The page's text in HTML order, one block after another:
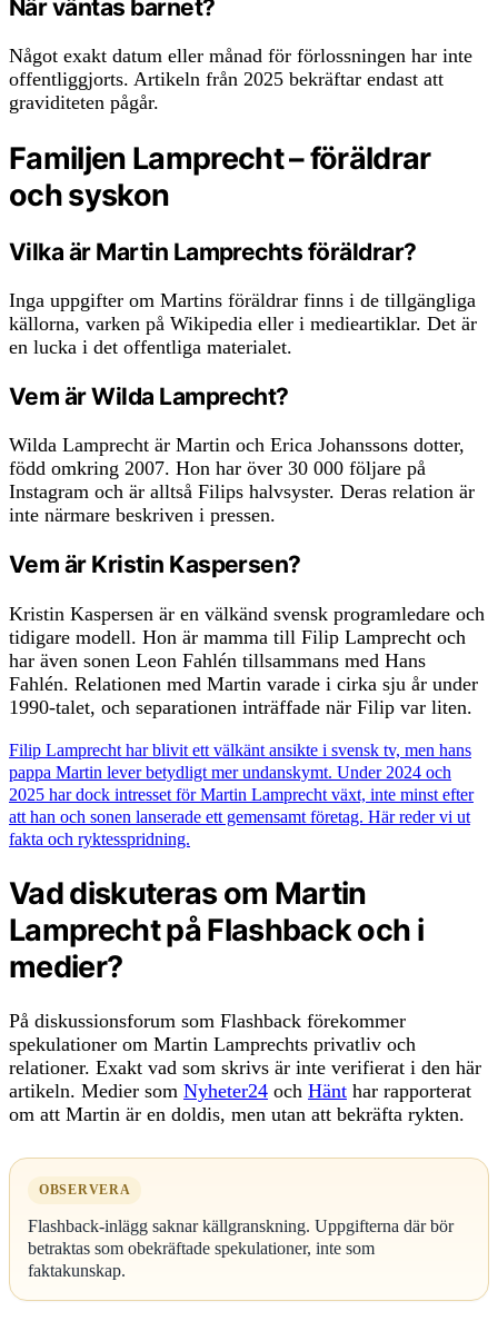
När väntas barnet?
Något exakt datum eller månad för förlossningen har inte
offentliggjorts. Artikeln från 2025 bekräftar endast att
graviditeten pågår.
Familjen Lamprecht – föräldrar
och syskon
Vilka är Martin Lamprechts föräldrar?
Inga uppgifter om Martins föräldrar finns i de tillgängliga
källorna, varken på Wikipedia eller i medieartiklar. Det är
en lucka i det offentliga materialet.
Vem är Wilda Lamprecht?
Wilda Lamprecht är Martin och Erica Johanssons dotter,
född omkring 2007. Hon har över 30 000 följare på
Instagram och är alltså Filips halvsyster. Deras relation är
inte närmare beskriven i pressen.
Vem är Kristin Kaspersen?
Kristin Kaspersen är en välkänd svensk programledare och
tidigare modell. Hon är mamma till Filip Lamprecht och
har även sonen Leon Fahlén tillsammans med Hans
Fahlén. Relationen med Martin varade i cirka sju år under
1990-talet, och separationen inträffade när Filip var liten.
Filip Lamprecht har blivit ett välkänt ansikte i svensk tv, men hans
pappa Martin lever betydligt mer undanskymt. Under 2024 och
2025 har dock intresset för Martin Lamprecht växt, inte minst efter
att han och sonen lanserade ett gemensamt företag. Här reder vi ut
fakta och ryktesspridning.
Vad diskuteras om Martin
Lamprecht på Flashback och i
medier?
På diskussionsforum som Flashback förekommer
spekulationer om Martin Lamprechts privatliv och
relationer. Exakt vad som skrivs är inte verifierat i den här
artikeln. Medier som Nyheter24 och Hänt har rapporterat
om att Martin är en doldis, men utan att bekräfta rykten.
OBSERVERA
Flashback-inlägg saknar källgranskning. Uppgifterna där bör
betraktas som obekräftade spekulationer, inte som
faktakunskap.